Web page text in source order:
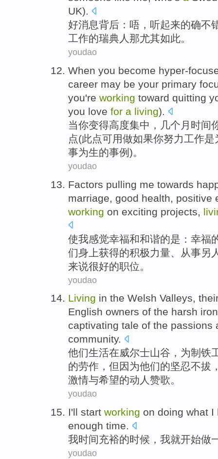
UK).
好消息背后： 唔 ，听起来的确不
工作的瑞典 人 那尤其如此。
youdao
When you become hyper-
career may be your primary
you're working toward quitting
you love for a living).
当你变得高度集中， 几个 月时间
点(此点可用做如果你努力工作是
事为生的事例 )。
youdao
Factors pulling me towards
marriage
good health positive
working on exciting projects
使我感觉幸福和和谐的是 ： 幸福
们身上获得的积极力量 从事另
来说很好的职位 。
youdao
Living in the Welsh Valleys,
English owners of the harsh iron
captivating tale of the passions
community.
他们生活在威尔士山谷 ， 为制铁
的劳作 ，但因为他们的坚忍不拔
激情与希望的动人赞歌。
youdao
I'll start working on doing what I
enough time.
我时间充裕的时候 ，我就开始做
youdao